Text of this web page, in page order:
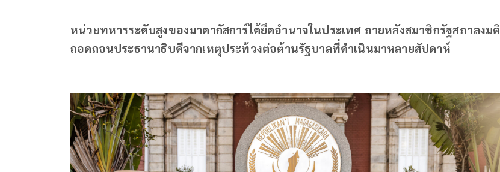
หน่วยทหารระดับสูงของมาดากัสการ์ได้ยึดอำนาจในประเทศ ภายหลังสมาชิกรัฐสภาลงมติ
ถอดถอนประธานาธิบดีจากเหตุประท้วงต่อต้านรัฐบาลที่ดำเนินมาหลายสัปดาห์